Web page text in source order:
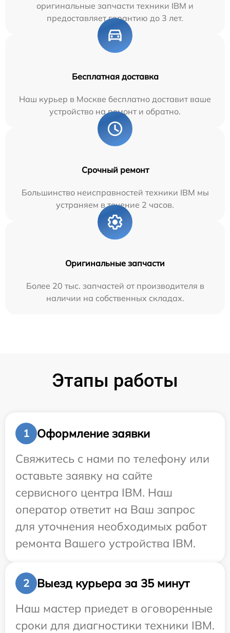
оригинальные запчасти техники IBM и
предоставляет гарантию до 3 лет.
Бесплатная доставка
Наш курьер в Москве бесплатно доставит ваше
устройство на ремонт и обратно.
Срочный ремонт
Большинство неисправностей техники IBM мы
устраняем в течение 2 часов.
Оригинальные запчасти
Более 20 тыс. запчастей от производителя в
наличии на собственных складах.
Этапы работы
1
Оформление заявки
Свяжитесь с нами по телефону или
оставьте заявку на сайте
сервисного центра IBM. Наш
оператор ответит на Ваш запрос
для уточнения необходимых работ
ремонта Вашего устройства IBM.
2
Выезд курьера за 35 минут
Наш мастер приедет в оговоренные
сроки для диагностики техники IBM.